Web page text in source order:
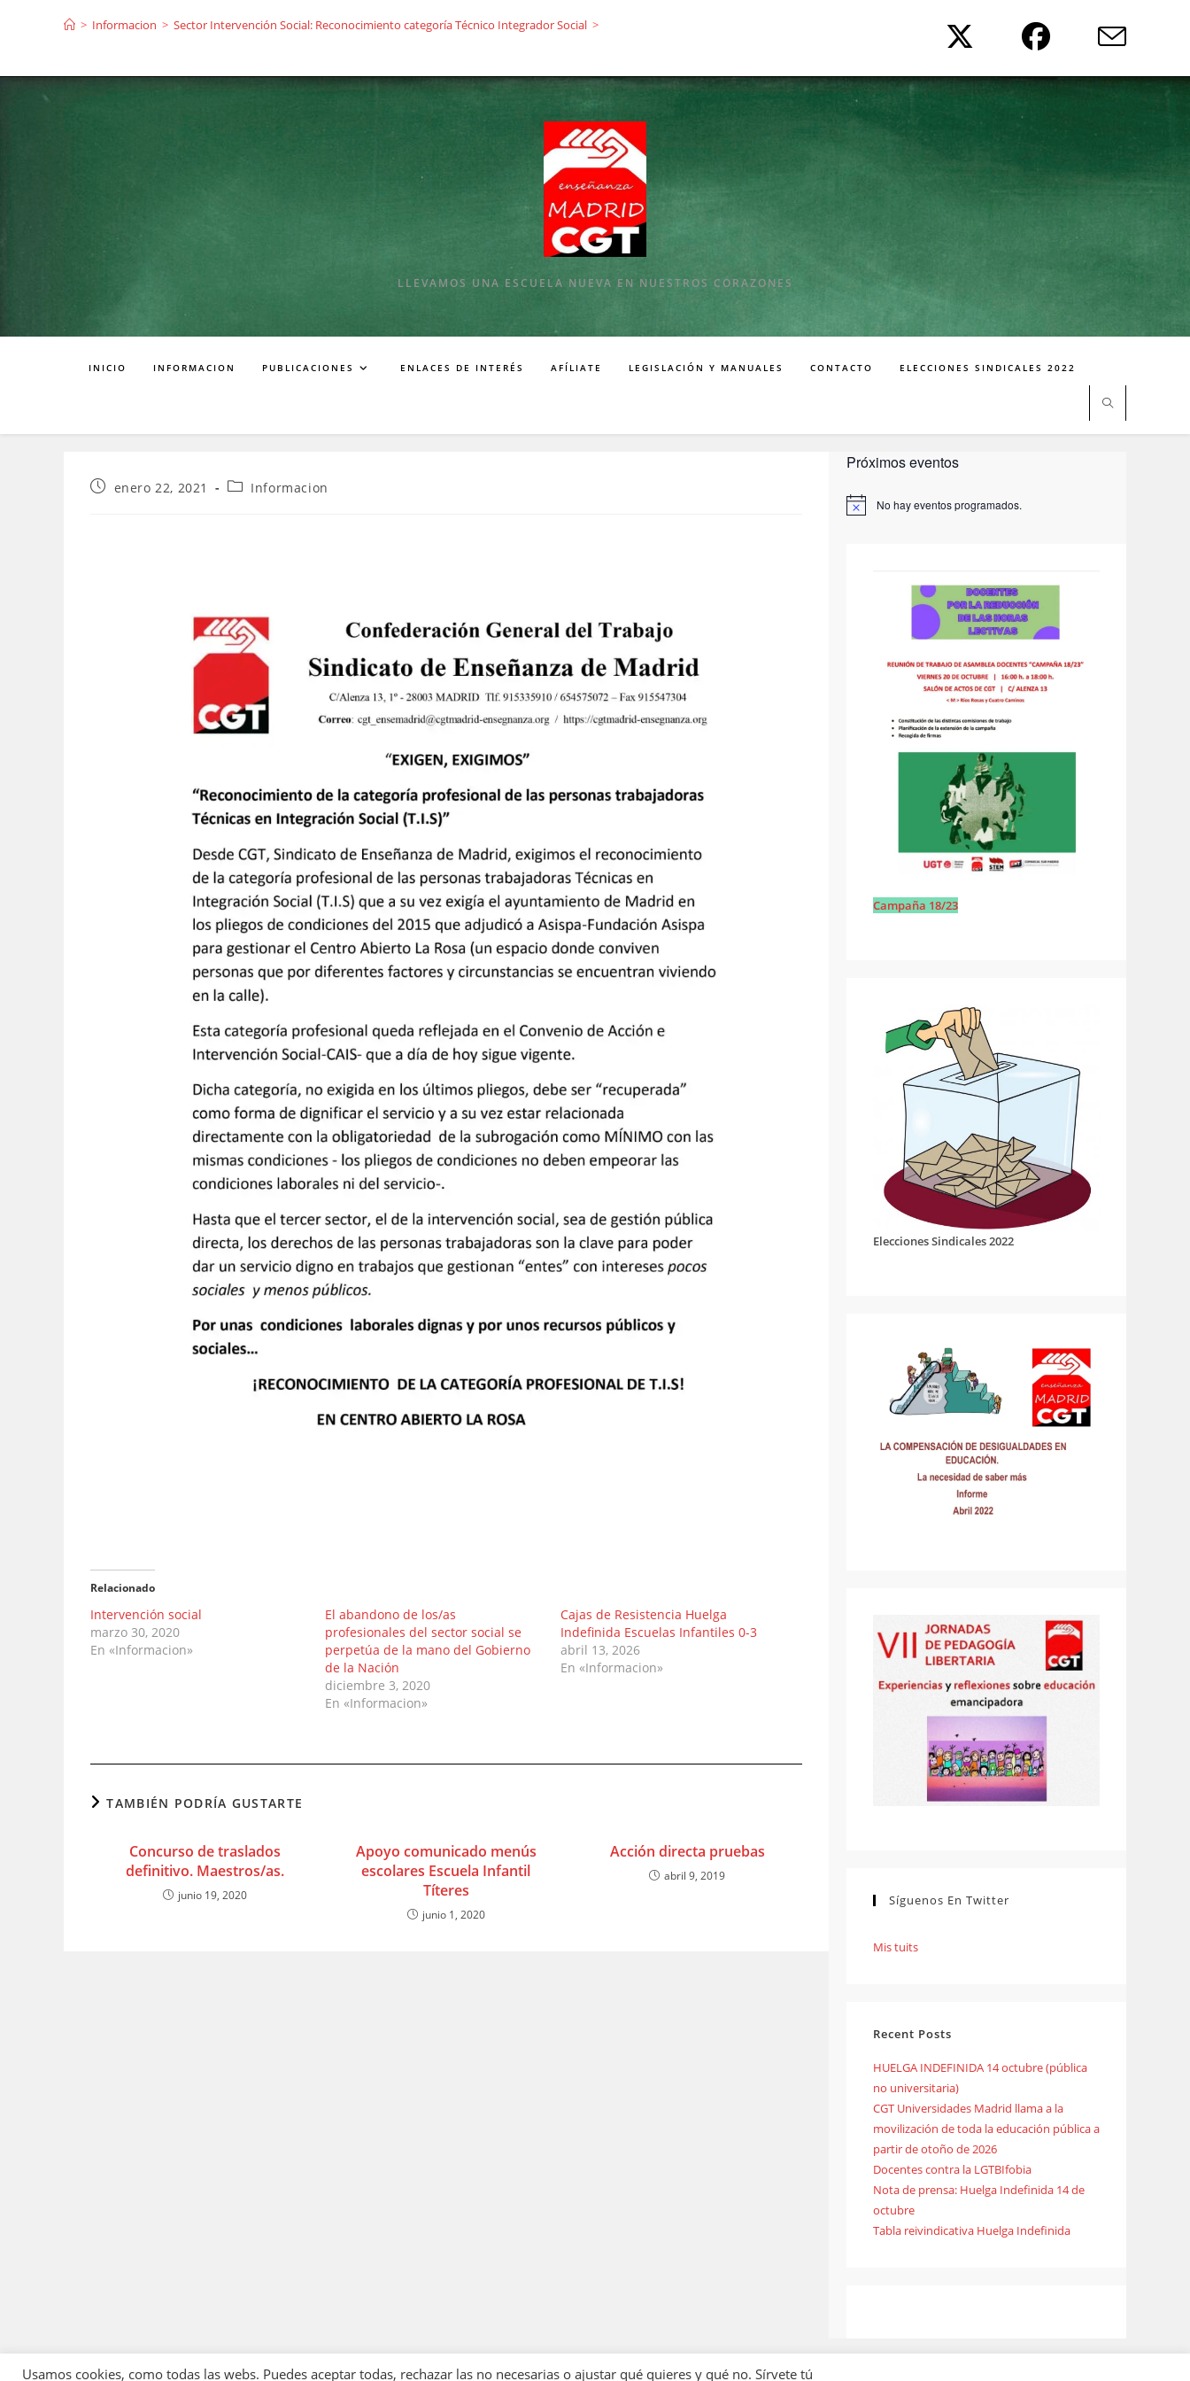
> Informacion > Sector Intervención Social: Reconocimiento categoría Técnico Integrador Social >
LLEVAMOS UNA ESCUELA NUEVA EN NUESTROS CORAZONES
INICIO INFORMACION PUBLICACIONES ENLACES DE INTERÉS AFÍLIATE LEGISLACIÓN Y MANUALES CONTACTO ELECCIONES SINDICALES 2022
Publicación
enero 22, 2021
Categoría
Informacion
Relacionado
Intervención social
marzo 30, 2020
En «Informacion»
El abandono de los/as
profesionales del sector social se
perpetúa de la mano del Gobierno
de la Nación
diciembre 3, 2020
En «Informacion»
Cajas de Resistencia Huelga
Indefinida Escuelas Infantiles 0-3
abril 13, 2026
En «Informacion»
TAMBIÉN PODRÍA GUSTARTE
Concurso de traslados
definitivo. Maestros/as.
junio 19, 2020
Apoyo comunicado menús
escolares Escuela Infantil
Títeres
junio 1, 2020
Acción directa pruebas
abril 9, 2019
Próximos eventos
No hay eventos programados.
Campaña 18/23
Elecciones Sindicales 2022
Síguenos En Twitter
Mis tuits
Recent Posts
HUELGA INDEFINIDA 14 octubre (pública
no universitaria)
CGT Universidades Madrid llama a la
movilización de toda la educación pública a
partir de otoño de 2026
Docentes contra la LGTBIfobia
Nota de prensa: Huelga Indefinida 14 de
octubre
Tabla reivindicativa Huelga Indefinida
Usamos cookies, como todas las webs. Puedes aceptar todas, rechazar las no necesarias o ajustar qué quieres y qué no. Sírvete tú